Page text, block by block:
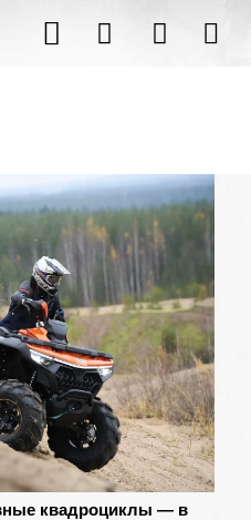
квадроциклы — в